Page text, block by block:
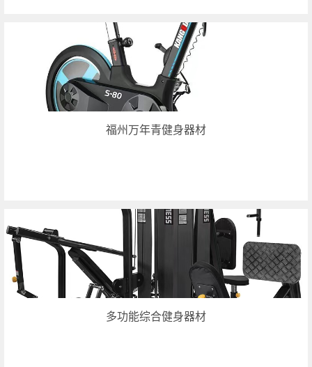
福州万年青健身器材
多功能综合健身器材